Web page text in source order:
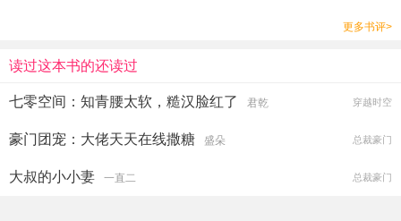
更多书评>
读过这本书的还读过
七零空间：知青腰太软，糙汉脸红了 君乾 穿越时空
豪门团宠：大佬天天在线撒糖 盛朵 总裁豪门
大叔的小小妻 一直二 总裁豪门